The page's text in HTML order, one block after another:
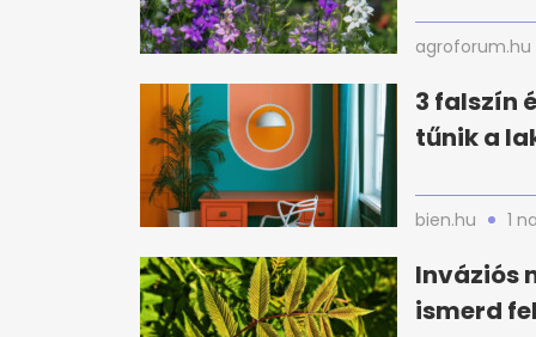
agroforum.hu
3 falszín
tűnik a
bien.hu 1
Inváziós
ismerd